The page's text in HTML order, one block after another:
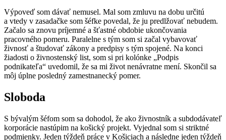
Výpoveď som dávať nemusel. Mal som zmluvu na dobu určitú
a vtedy v zasadačke som šéfke povedal, že ju predlžovať nebudem.
Začalo sa znovu príjemné a šťastné obdobie ukončovania
pracovného pomeru. Paralelne s tým som si začal vybavovať
živnosť a študovať zákony a predpisy s tým spojené. Na konci
žiadosti o živnostenský list, som si pri kolónke „Podpis
podnikateľa“ uvedomil, že sa mi život nenávratne mení. Skončil sa
môj úplne posledný zamestnanecký pomer.
Sloboda
S bývalým šéfom som sa dohodol, že ako živnostník a subdodávateľ
korporácie nastúpim na košický projekt. Vyjednal som si striktné
podmienky. Jeden týždeň práce v Košiciach a následne jeden týždeň